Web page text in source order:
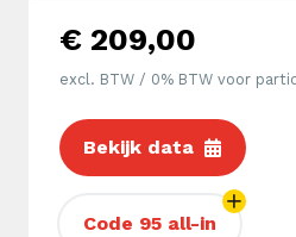
€ 209,00
excl. BTW / 0% BTW voor
Bekijk data
Code 95 all-in